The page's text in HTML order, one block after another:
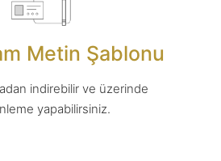
Metin Şablonu
indirebilir ve üzerinde
yapabilirsiniz.